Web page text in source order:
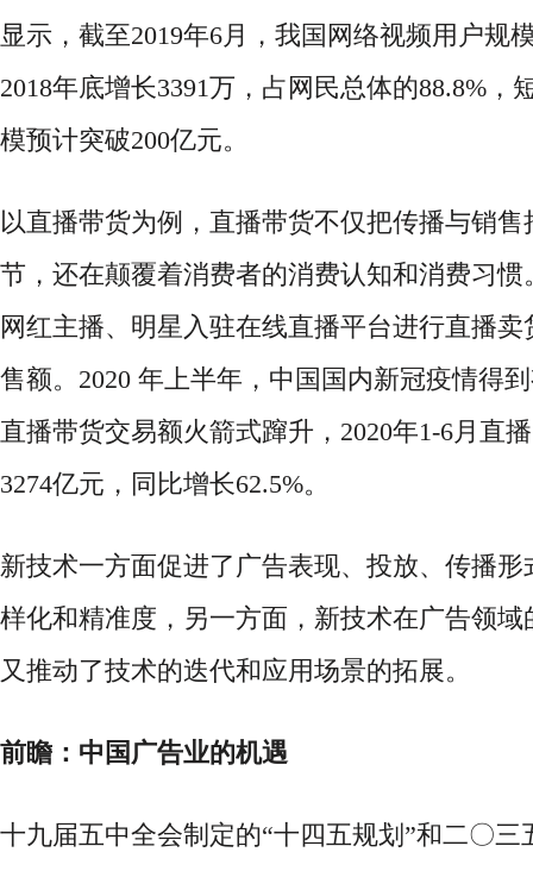
显示，截至2019年6月，我国网络视频用户规
2018年底增长3391万，占网民总体的88.8%，
模预计突破200亿元。
以直播带货为例，直播带货不仅把传播与销售
节，还在颠覆着消费者的消费认知和消费习惯
网红主播、明星入驻在线直播平台进行直播
售额。2020 年上半年，中国国内新冠疫情得
直播带货交易额火箭式蹿升，2020年1-6月直
3274亿元，同比增长62.5%。
新技术一方面促进了广告表现、投放、传播
样化和精准度，另一方面，新技术在广告领域
又推动了技术的迭代和应用场景的拓展。
前瞻：中国广告业的机遇
十九届五中全会制定的“十四五规划”和二〇